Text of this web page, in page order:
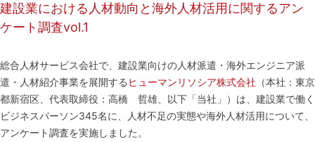
建設業における人材動向と海外人材活用に関するアン
ケート調査vol.1
総合人材サービス会社で、建設業向けの人材派遣・海外エンジニア派
遣・人材紹介事業を展開する ヒューマンリソシア株式会社 （本社：東京
都新宿区、代表取締役：高橋 哲雄、以下「当社」）は、建設業で働く
ビジネスパーソン345名に、人材不足の実態や海外人材活用について、
アンケート調査を実施しました。